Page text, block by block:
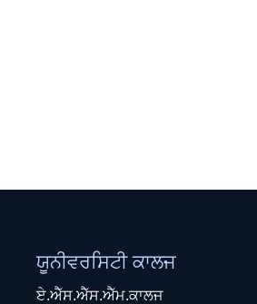
ਯੂਨੀਵਰਸਿਟੀ ਕਾਲਜ
ਏ.ਐੱਸ.ਐੱਸ.ਐੱਮ.ਕਾਲਜ